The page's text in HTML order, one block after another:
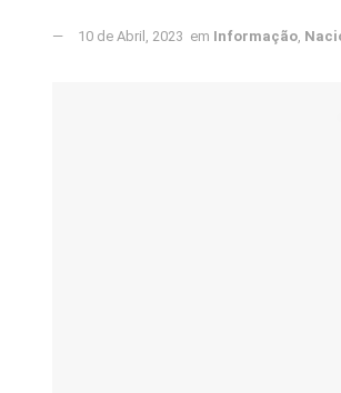
10 de Abril, 2023 em Informação,